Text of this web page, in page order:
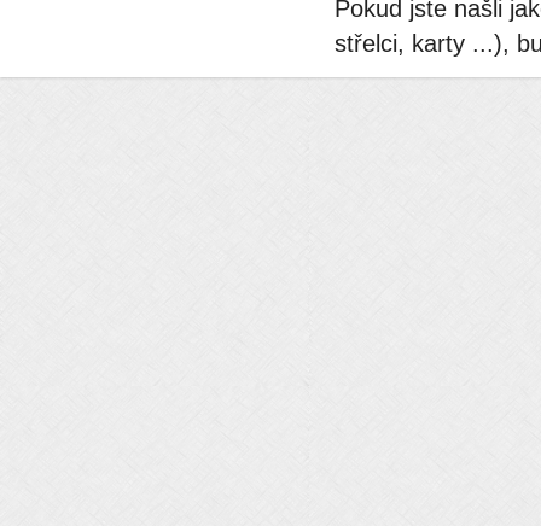
Pokud jste našli
střelci, karty ...),